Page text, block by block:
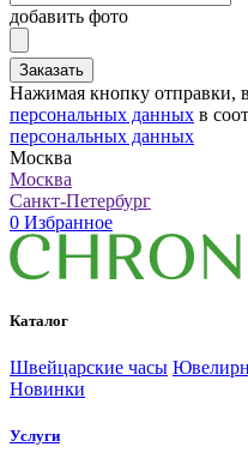
добавить фото
Заказать
Нажимая кнопку отправки,
персональных данных в
персональных данных
Москва
Москва
Санкт-Петербург
0 Избранное
Каталог
Швейцарские часы
Новинки
Услуги